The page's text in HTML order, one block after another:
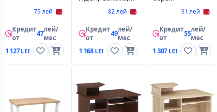
79 лей
Кредит
от
47лей/
мес
1 127
82 лей
Кредит
от
49лей/
мес
1 168
91 лей
Кредит
от
55лей/
мес
1 307